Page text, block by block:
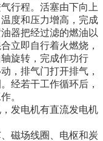
行程。活塞由下向上
度和压力增高，完成
器把经过滤的燃油以
立即自行着火燃烧，
旋转，完成作功行
，排气门打开排气，
经若干工作循环后，
。
发电机有直流发电机
磁场线圈、电枢和炭